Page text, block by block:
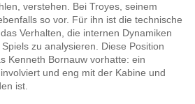
verstehen. Bei Troyes, seinem
so vor. Für ihn ist die technische
Verhalten, die internen Dynamiken
zu analysieren. Diese Position
Kenneth Bornauw vorhatte: ein
und eng mit der Kabine und
ist.